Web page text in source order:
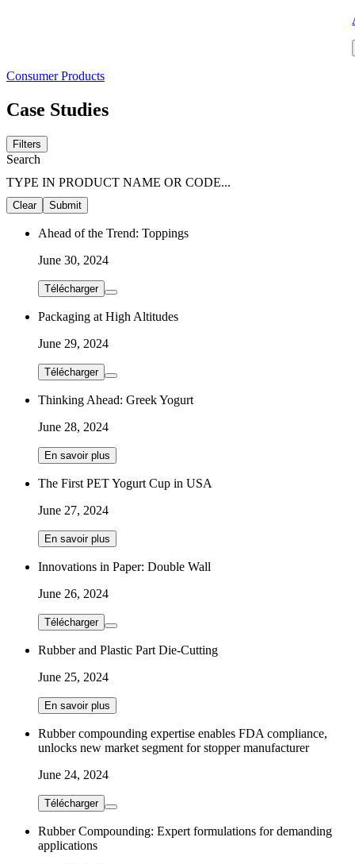
Consumer Products
Case Studies
Filters
Search
TYPE IN PRODUCT NAME OR CODE...
Clear Submit
Ahead of the Trend: Toppings
June 30, 2024
Télécharger
Packaging at High Altitudes
June 29, 2024
Télécharger
Thinking Ahead: Greek Yogurt
June 28, 2024
En savoir plus
The First PET Yogurt Cup in USA
June 27, 2024
En savoir plus
Innovations in Paper: Double Wall
June 26, 2024
Télécharger
Rubber and Plastic Part Die-Cutting
June 25, 2024
En savoir plus
Rubber compounding expertise enables FDA compliance,
unlocks new market segment for stopper manufacturer
June 24, 2024
Télécharger
Rubber Compounding: Expert formulations for demanding
applications